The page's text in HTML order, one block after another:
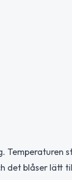
Temperaturen
det blåser lätt